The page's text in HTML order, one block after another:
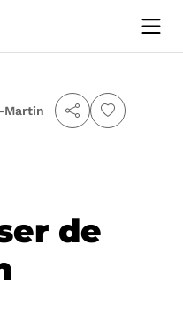
Martin
de